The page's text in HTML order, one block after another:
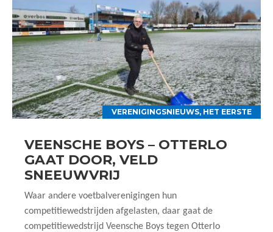
VERENIGINGSNIEUWS, HET EERSTE
VEENSCHE BOYS – OTTERLO
GAAT DOOR, VELD
SNEEUWVRIJ
Waar andere voetbalverenigingen hun
competitiewedstrijden afgelasten, daar gaat de
competitiewedstrijd Veensche Boys tegen Otterlo